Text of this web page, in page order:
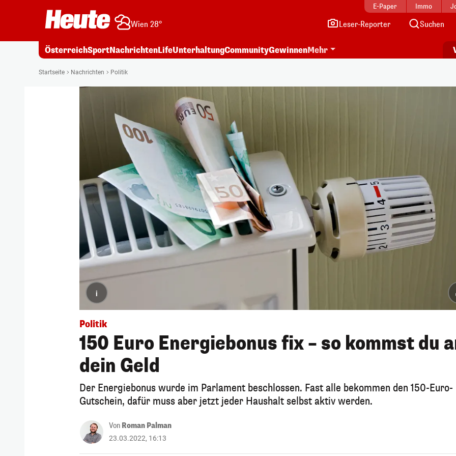
E-Paper Immo
Wien 28° Leser-Reporter Suchen
ÖsterreichSportNachrichtenLifeUnterhaltungCommunityGewinnenMehr
Startseite Nachrichten Politik
i
Politik
150 Euro Energiebonus fix – so kommst du
dein Geld
Der Energiebonus wurde im Parlament beschlossen. Fast alle bekommen den 150-Euro-
Gutschein, dafür muss aber jetzt jeder Haushalt selbst aktiv werden.
Von Roman Palman
23.03.2022, 16:13